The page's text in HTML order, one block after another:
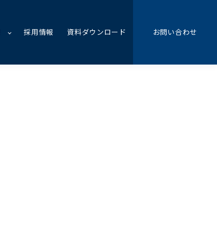
採用情報 資料ダウンロード お問い合わせ